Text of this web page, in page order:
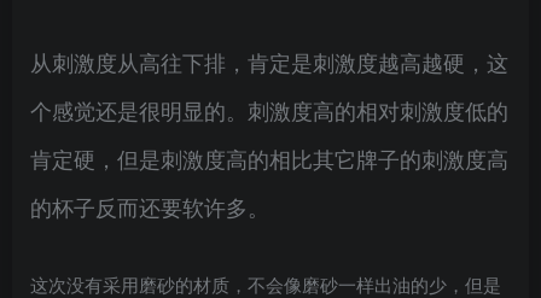
从刺激度从高往下排，肯定是刺激度越高越硬，这
个感觉还是很明显的。刺激度高的相对刺激度低的
肯定硬，但是刺激度高的相比其它牌子的刺激度高
的杯子反而还要软许多。
这次没有采用磨砂的材质，不会像磨砂一样出油的少，但是